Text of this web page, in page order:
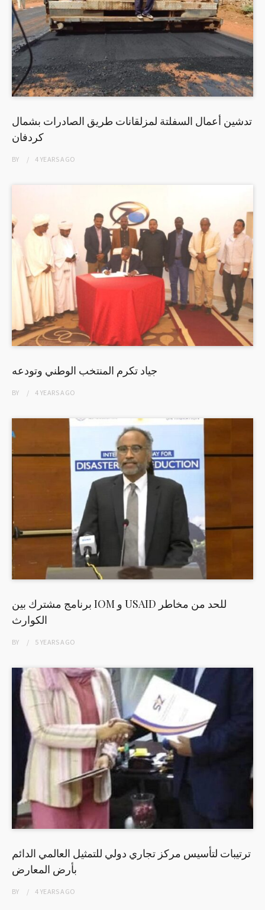
تدشين أعمال السفلتة لمزلقانات طريق الصادرات بشمال
كردفان
BY 4 YEARSAGO
جياد تكرم المنتخب الوطني وتودعه
BY 4 YEARSAGO
برنامج مشترك بين IOM و USAID للحد من مخاطر
الكوارث
BY 5 YEARSAGO
ترتيبات لتأسيس مركز تجاري دولي للتمثيل العالمي الدائم
بأرض المعارض
BY 4 YEARSAGO